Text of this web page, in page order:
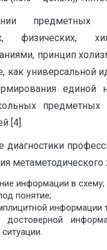
предметных
физических,
принцип
как универсальной
единой
[4].
метаметодического
информации в схему;
понятие;
информации
достоверной